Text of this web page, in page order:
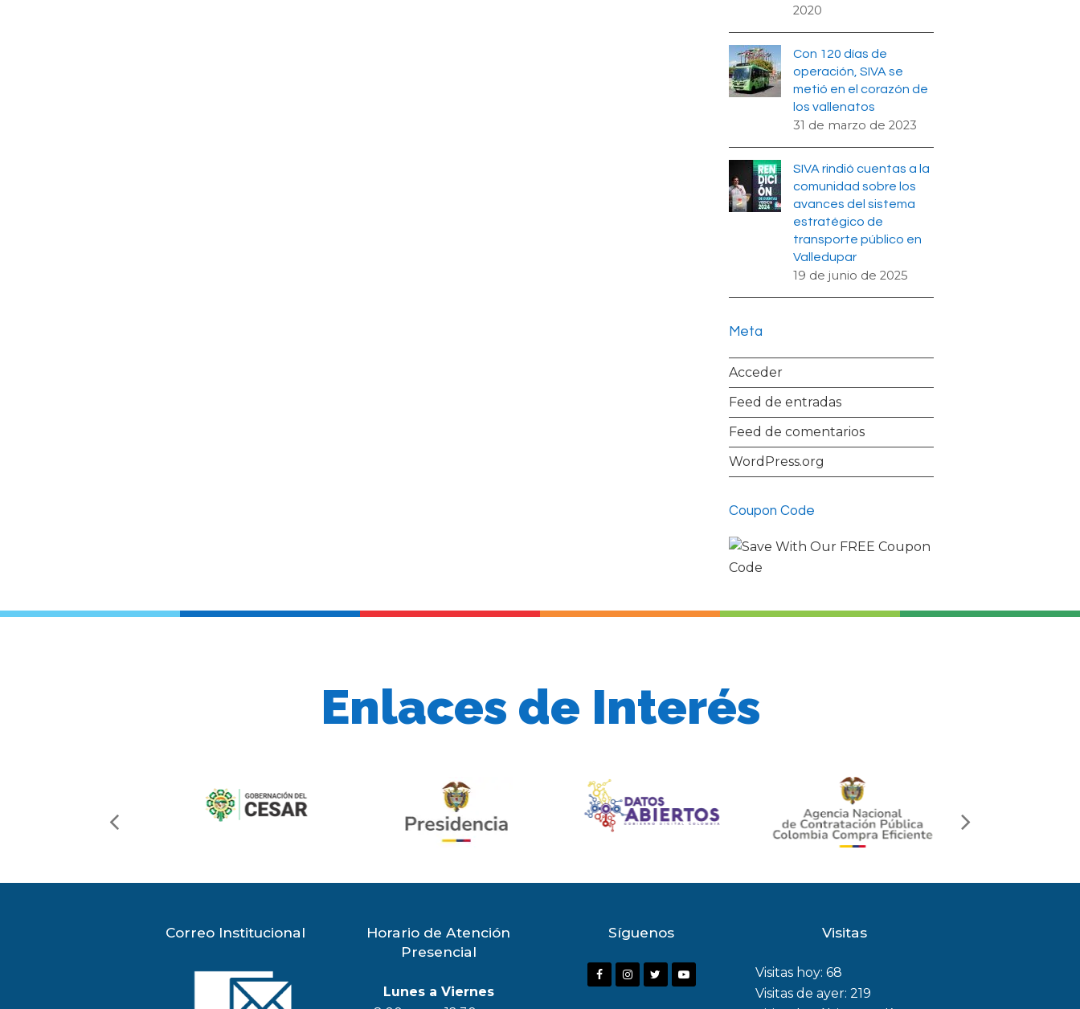
2020
Con 120 días de
operación, SIVA se
metió en el corazón de
los vallenatos
31 de marzo de 2023
SIVA rindió cuentas a la
comunidad sobre los
avances del sistema
estratégico de
transporte público en
Valledupar
19 de junio de 2025
Meta
Acceder
Feed de entradas
Feed de comentarios
WordPress.org
Coupon Code
Enlaces de Interés
previous
Correo Institucional
Horario de Atención
Presencial
Lunes a Viernes
Síguenos
F
I
Y
Visitas
Visitas hoy: 68
Visitas de ayer: 219